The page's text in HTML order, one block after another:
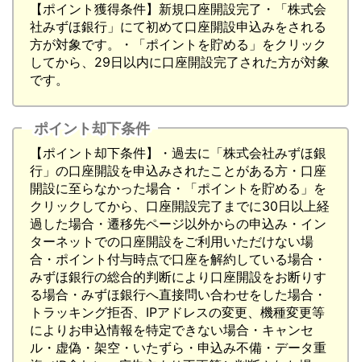
【ポイント獲得条件】新規口座開設完了・「株式会
社みずほ銀行」にて初めて口座開設申込みをされる
方が対象です。・「ポイントを貯める」をクリック
してから、29日以内に口座開設完了された方が対象
です。
ポイント却下条件
【ポイント却下条件】・過去に「株式会社みずほ銀
行」の口座開設を申込みされたことがある方・口座
開設に至らなかった場合・「ポイントを貯める」を
クリックしてから、口座開設完了までに30日以上経
過した場合・遷移先ページ以外からの申込み・イン
ターネットでの口座開設をご利用いただけない場
合・ポイント付与時点で口座を解約している場合・
みずほ銀行の総合的判断により口座開設をお断りす
る場合・みずほ銀行へ直接問い合わせをした場合・
トラッキング拒否、IPアドレスの変更、機種変更等
によりお申込情報を特定できない場合・キャンセ
ル・虚偽・架空・いたずら・申込み不備・データ重